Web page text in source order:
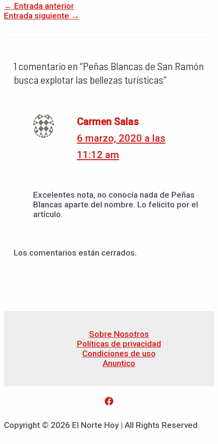
← Entrada anterior
Entrada siguiente →
1 comentario en “Peñas Blancas de San Ramón
busca explotar las bellezas turísticas”
Carmen Salas
6 marzo, 2020 a las
11:12 am
Excelentes nota, no conocía nada de Peñas
Blancas aparte del nombre. Lo felicito por el
artículo.
Los comentarios están cerrados.
Sobre Nosotros
Políticas de privacidad
Condiciones de uso
Anuntico
Copyright © 2026 El Norte Hoy | All Rights Reserved